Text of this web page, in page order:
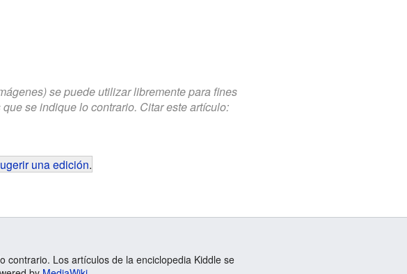
se puede utilizar libremente para fines
se indique lo contrario. Citar este artículo:
una edición.
contrario. Los artículos de la enciclopedia Kiddle se